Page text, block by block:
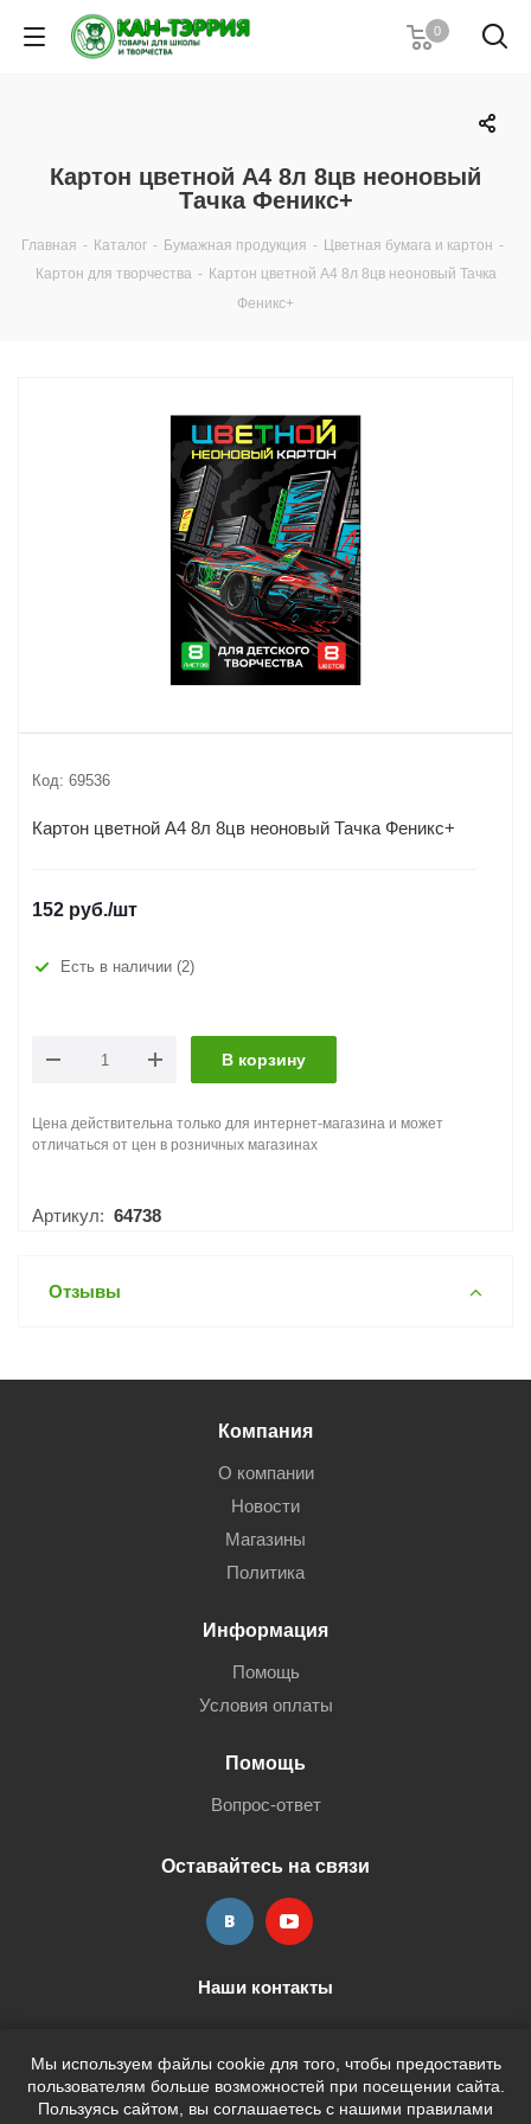
0
Картон цветной А4 8л 8цв неоновый
Тачка Феникс+
Главная - Каталог - Бумажная продукция - Цветная бумага и картон -
Картон для творчества - Картон цветной А4 8л 8цв неоновый Тачка
Феникс+
Код: 69536
Картон цветной А4 8л 8цв неоновый Тачка Феникс+
152 руб./шт
Есть в наличии (2)
В корзину
Цена действительна только для интернет-магазина и может
отличаться от цен в розничных магазинах
Артикул: 64738
Отзывы
Мы используем файлы cookie для того, чтобы предоставить
пользователям больше возможностей при посещении сайта.
Пользуясь сайтом, вы соглашаетесь с нашими правилами
Компания
О компании
Новости
Магазины
Политика
Информация
Помощь
Условия оплаты
Помощь
Вопрос-ответ
Оставайтесь на связи
Наши контакты